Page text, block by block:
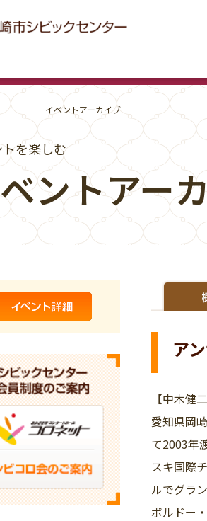
イベントアーカイブ
を楽しむ
ントアー
ア
【中木健
愛知県岡
て2003年
スキ国際
ルでグラ
ボルドー